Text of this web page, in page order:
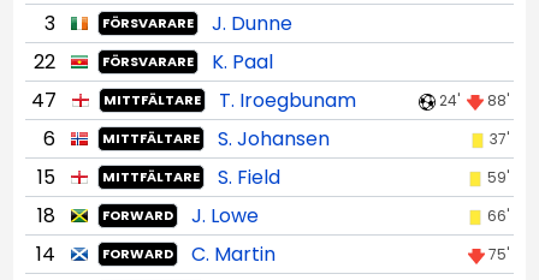
3
FÖRSVARARE
J. Dunne
22
FÖRSVARARE
K. Paal
47
MITTFÄLTARE T. Iroegbunam 24' 88'
6 MITTFÄLTARE S. Johansen 37'
15 MITTFÄLTARE S. Field 59'
18 FORWARD J. Lowe 66'
14 FORWARD C. Martin 75'